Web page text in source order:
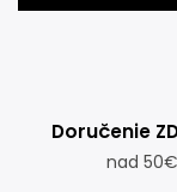
Doručenie
nad 50€